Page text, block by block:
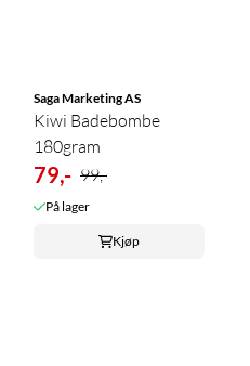
Saga Marketing AS
Kiwi Badebombe
180gram
79,- 99,-
På lager
Kjøp